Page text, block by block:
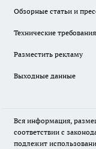
Обзорные статьи и
Технические
Разместить рекламу
Выходные данные
Вся информация,
соответствии с
подлежит